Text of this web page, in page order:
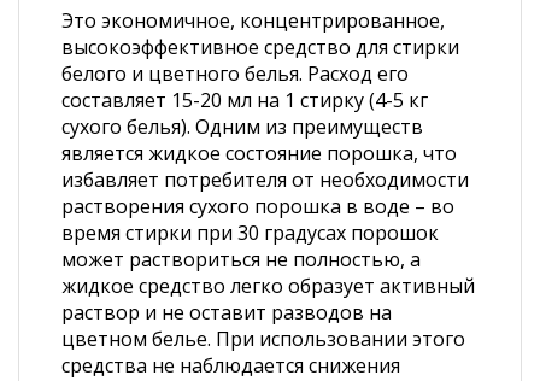
Это экономичное, концентрированное,
высокоэффективное средство для стирки
белого и цветного белья. Расход его
составляет 15-20 мл на 1 стирку (4-5 кг
сухого белья). Одним из преимуществ
является жидкое состояние порошка, что
избавляет потребителя от необходимости
растворения сухого порошка в воде – во
время стирки при 30 градусах порошок
может раствориться не полностью, а
жидкое средство легко образует активный
раствор и не оставит разводов на
цветном белье. При использовании этого
средства не наблюдается снижения